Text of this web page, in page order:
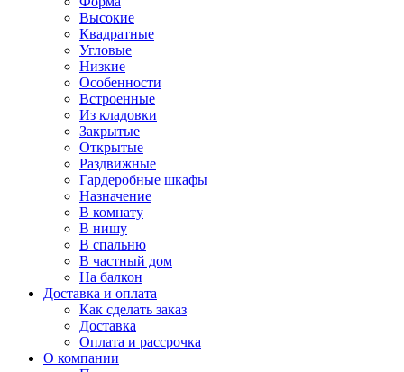
Высокие
Квадратные
Угловые
Низкие
Особенности
Встроенные
Из кладовки
Закрытые
Открытые
Раздвижные
Гардеробные шкафы
Назначение
В комнату
В нишу
В спальню
В частный дом
На балкон
Доставка и оплата
Как сделать заказ
Доставка
Оплата и рассрочка
О компании